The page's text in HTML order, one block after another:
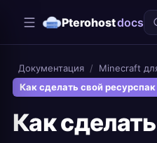
Pterohostdocs
Документация / Minecraft
Как сделать свой
Как